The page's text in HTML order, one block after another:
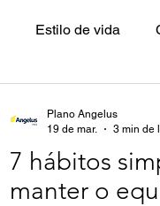
Estilo de vida
Natal Receitas
7 hábitos
manter o
Plano Angelus
19 de mar.
3 min de